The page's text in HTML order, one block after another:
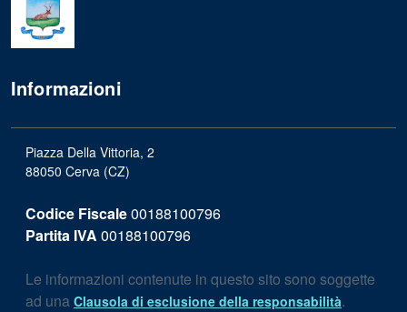
Informazioni
Piazza Della Vittoria, 2
88050 Cerva (CZ)
Codice Fiscale00188100796
Partita IVA 00188100796
Le informazioni contenute in questo sito sono soggette
ad una Clausola di esclusione della responsabilità.